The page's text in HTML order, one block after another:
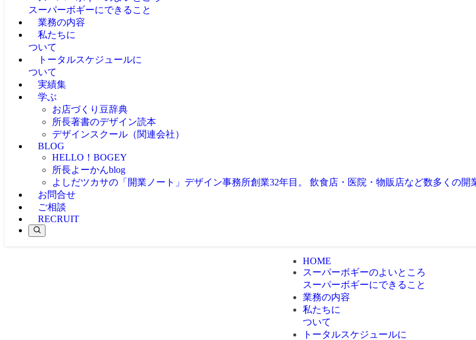
スーパーボギーにできること
業務の内容
私たちに
ついて
トータルスケジュールに
ついて
実績集
学ぶ
お店づくり豆辞典
所長著書のデザイン読本
デザインスクール（関連会社）
BLOG
HELLO！BOGEY
所長よーかんblog
よしだツカサの「開業ノート」 デザイン事務所創業32年目。 飲食店・医院・物販店など数多くの
お問合せ
ご相談
RECRUIT
HOME
スーパーボギーのよいところ
スーパーボギーにできること
業務の内容
私たちに
ついて
トータルスケジュールに